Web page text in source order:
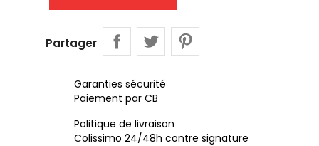
Partager
Garanties sécurité
Paiement par CB
Politique de livraison
Colissimo 24/48h contre signature